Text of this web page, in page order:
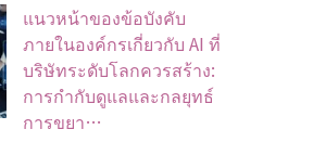
แนวหน้าของข้อบังคับ
ภายในองค์กรเกี่ยวกับ AI ที่
บริษัทระดับโลกควรสร้าง:
การกำกับดูแลและกลยุทธ์
การขยา…